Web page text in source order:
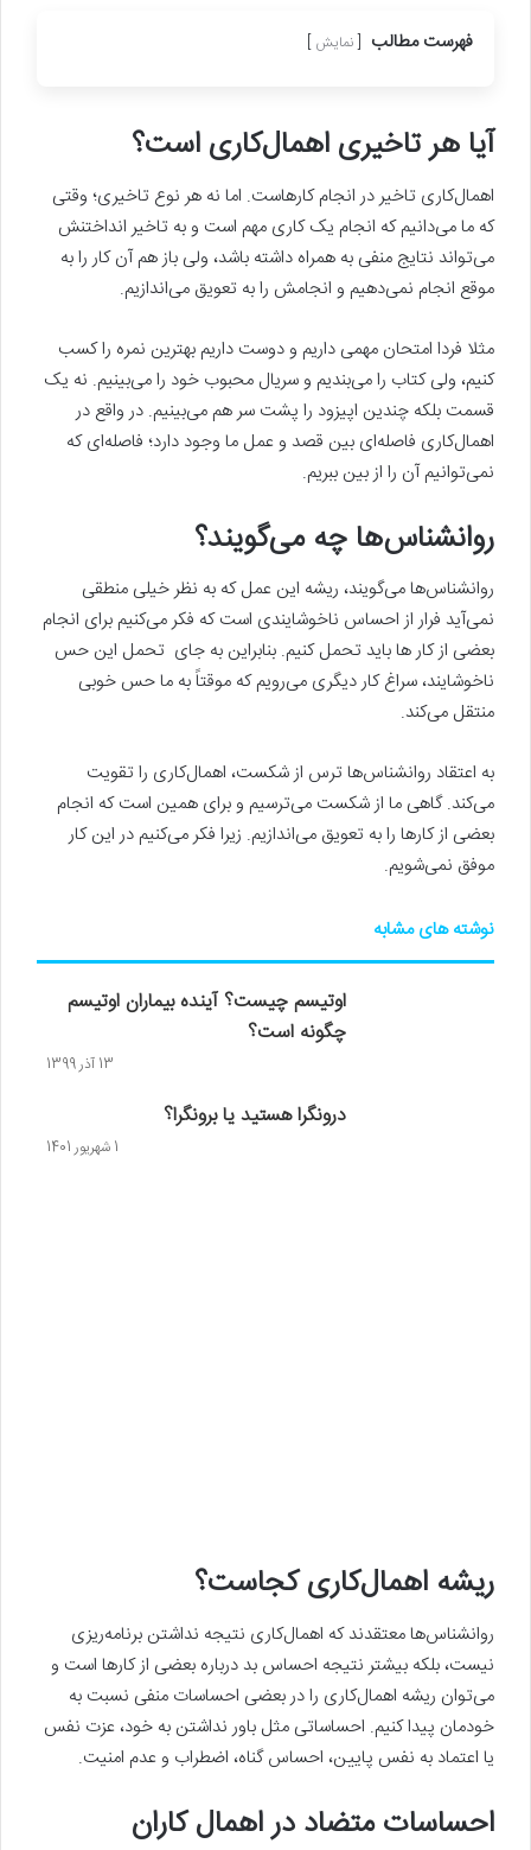
فهرست مطالب نمایش
آیا هر تاخیری اهمال‌کاری است؟
اهمال‌کاری تاخیر در انجام کارهاست. اما نه هر نوع تاخیری؛ وقتی
که ما می‌دانیم که انجام یک کاری مهم است و به تاخیر انداختنش
می‌تواند نتایج منفی‌ به همراه داشته باشد، ولی باز هم آن کار را به
موقع انجام نمی‌دهیم و انجامش را به تعویق می‌اندازیم.
مثلا فردا امتحان مهمی داریم و دوست داریم بهترین نمره را کسب
کنیم، ولی کتاب را می‌بندیم و سریال محبوب خود را می‌بینیم. نه یک
قسمت بلکه چندین اپیزود را پشت سر هم می‌بینیم. در واقع در
اهمال‌کاری فاصله‌ای بین قصد و عمل ما وجود دارد؛ فاصله‌ای که
نمی‌توانیم آن را از بین ببریم.
روانشناس‌ها چه می‌گویند؟
روانشناس‌ها می‌گویند، ریشه این عمل که به نظر خیلی منطقی
نمی‌آید فرار از احساس ناخوشایندی است که فکر می‌کنیم برای انجام
بعضی از کار ها باید تحمل کنیم. بنابراین به جای تحمل این حس
ناخوشایند، سراغ کار دیگری می‌رویم که موقتاً به ما حس خوبی
منتقل می‌کند.
به اعتقاد روانشناس‌ها ترس از شکست، اهمال‌کاری را تقویت
می‌کند. گاهی ما از شکست می‌ترسیم و برای همین است که انجام
بعضی از کارها را به تعویق می‌اندازیم. زیرا فکر می‌کنیم در این کار
موفق نمی‌شویم.
نوشته های مشابه
اوتیسم چیست؟ آینده بیماران اوتیسم
چگونه است؟
13 آذر 1399
درونگرا هستید یا برونگرا؟
1 شهریور 1401
ریشه اهمال‌کاری کجاست؟
روانشناس‌ها معتقدند که اهمال‌کاری نتیجه نداشتن برنامه‌ریزی
نیست، بلکه بیشتر نتیجه احساس بد درباره بعضی از کارها است و
می‌توان ریشه اهمال‌کاری را در بعضی احساسات منفی نسبت به
خودمان پیدا کنیم. احساساتی مثل باور نداشتن به خود، عزت نفس
یا اعتماد به نفس پایین، احساس گناه، اضطراب و عدم امنیت.
احساسات متضاد در اهمال کاران